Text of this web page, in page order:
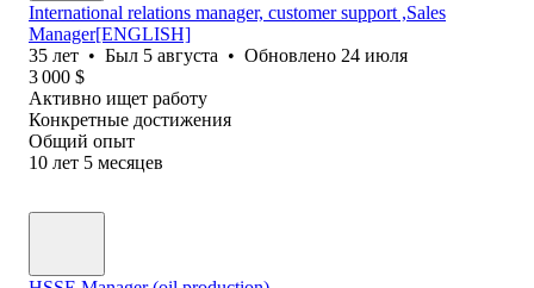
International relations manager, customer support ,Sales
Manager[ENGLISH]
35 лет • Был 5 августа • Обновлено 24 июля
3 000 $
Активно ищет работу
Конкретные достижения
Общий опыт
10 лет 5 месяцев